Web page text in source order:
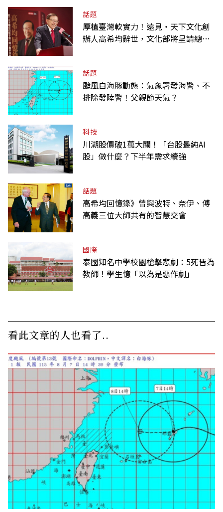
話題
厚植臺灣軟實力！遠見‧天下文化創
辦人高希均辭世，文化部將呈請總統
話題
颱風白海豚動態：氣象署發海警、不
排除發陸警！父親節天氣？
科技
川湖股價破1萬大關！「台股最純AI
股」做什麼？下半年需求續強
話題
高希均回憶錄》曾與波特、奈伊、傅
高義三位大師共有的智慧交會
國際
泰國知名中學校園槍擊悲劇：5死皆為
教師！學生憶「以為是惡作劇」
看此文章的人也看了..